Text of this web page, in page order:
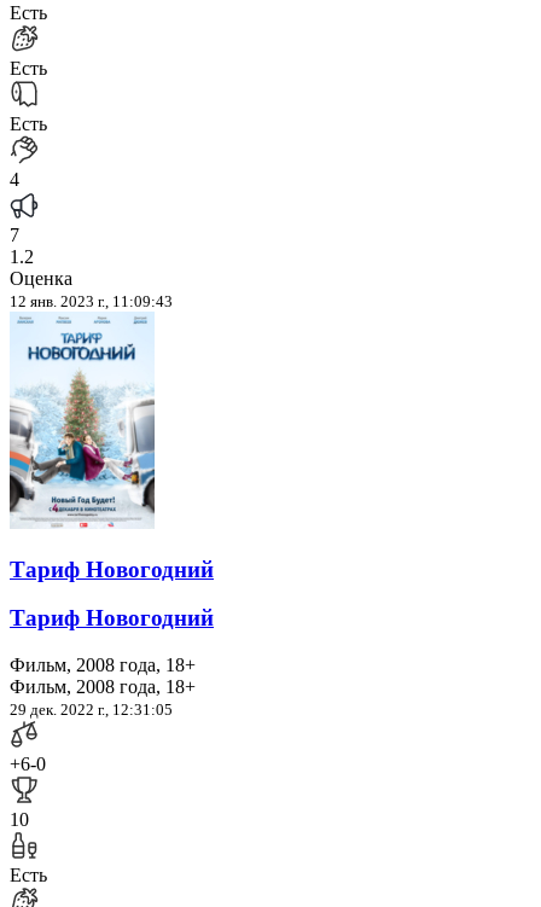
Есть
Есть
Есть
4
7
1.2
Оценка
12 янв. 2023 г., 11:09:43
Тариф Новогодний
Тариф Новогодний
Фильм, 2008 года, 18+
Фильм, 2008 года, 18+
29 дек. 2022 г., 12:31:05
+6-0
10
Есть